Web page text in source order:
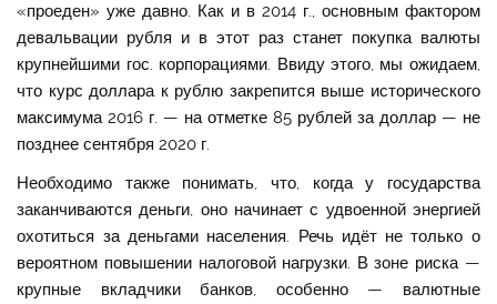
«проеден» уже давно. Как и в 2014 г., основным фактором
девальвации рубля и в этот раз станет покупка валюты
крупнейшими гос. корпорациями. Ввиду этого, мы ожидаем,
что курс доллара к рублю закрепится выше исторического
максимума 2016 г. — на отметке 85 рублей за доллар — не
позднее сентября 2020 г.
Необходимо также понимать, что, когда у государства
заканчиваются деньги, оно начинает с удвоенной энергией
охотиться за деньгами населения. Речь идёт не только о
вероятном повышении налоговой нагрузки. В зоне риска —
крупные вкладчики банков, особенно — валютные